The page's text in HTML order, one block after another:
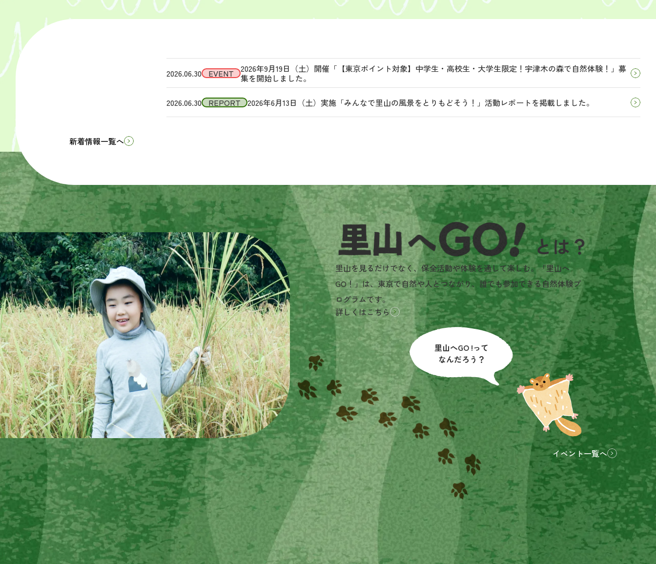
新着情報一覧へ
2026.06.30 EVENT 2026年9月19日（土）開催「【東京ポイント対象】中学生・高校生・大学生限定！宇津木の森で自然体験！」募
集を開始しました。
2026.06.30 REPORT 2026年6月13日（土）実施「みんなで里山の風景をとりもどそう！」活動レポートを掲載しました。
里山へGO!とは？
里山を見るだけでなく、保全活動や体験を通して楽しむ。「里山へ
GO！」は、東京で自然や人とつながり、誰でも参加できる自然体験プ
ログラムです。
詳しくはこちら
里山へGO !って
なんだろう？
イベント一覧へ